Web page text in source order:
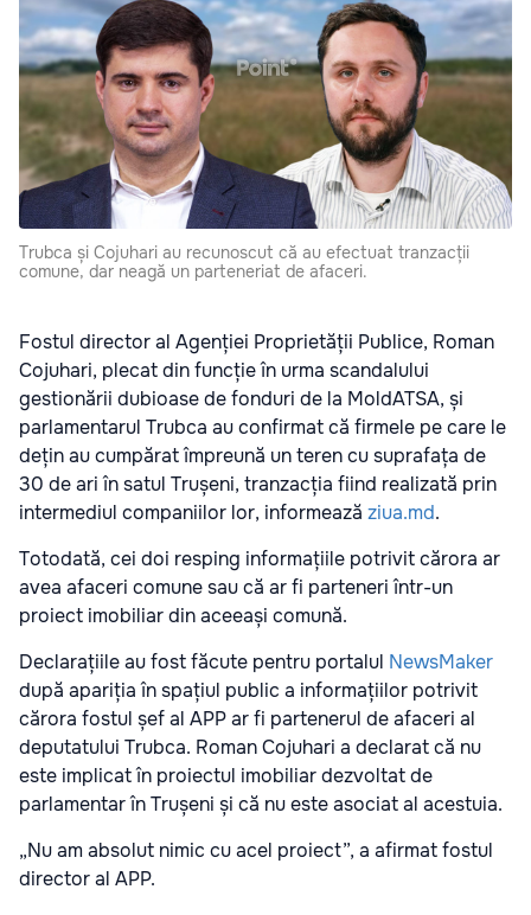
Trubca și Cojuhari au recunoscut că au efectuat tranzacții
comune, dar neagă un parteneriat de afaceri.
Fostul director al Agenției Proprietății Publice, Roman
Cojuhari, plecat din funcție în urma scandalului
gestionării dubioase de fonduri de la MoldATSA, și
parlamentarul Trubca au confirmat că firmele pe care le
dețin au cumpărat împreună un teren cu suprafața de
30 de ari în satul Trușeni, tranzacția fiind realizată prin
intermediul companiilor lor, informează ziua.md.
Totodată, cei doi resping informațiile potrivit cărora ar
avea afaceri comune sau că ar fi parteneri într-un
proiect imobiliar din aceeași comună.
Declarațiile au fost făcute pentru portalul NewsMaker
după apariția în spațiul public a informațiilor potrivit
cărora fostul șef al APP ar fi partenerul de afaceri al
deputatului Trubca. Roman Cojuhari a declarat că nu
este implicat în proiectul imobiliar dezvoltat de
parlamentar în Trușeni și că nu este asociat al acestuia.
„Nu am absolut nimic cu acel proiect”, a afirmat fostul
director al APP.